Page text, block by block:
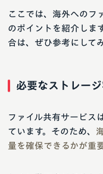
ここでは、海外へのフ
のポイントを紹介しま
合は、ぜひ参考にして
必要なストレー
ファイル共有サービス
ています。そのため、
量を確保できるかが重